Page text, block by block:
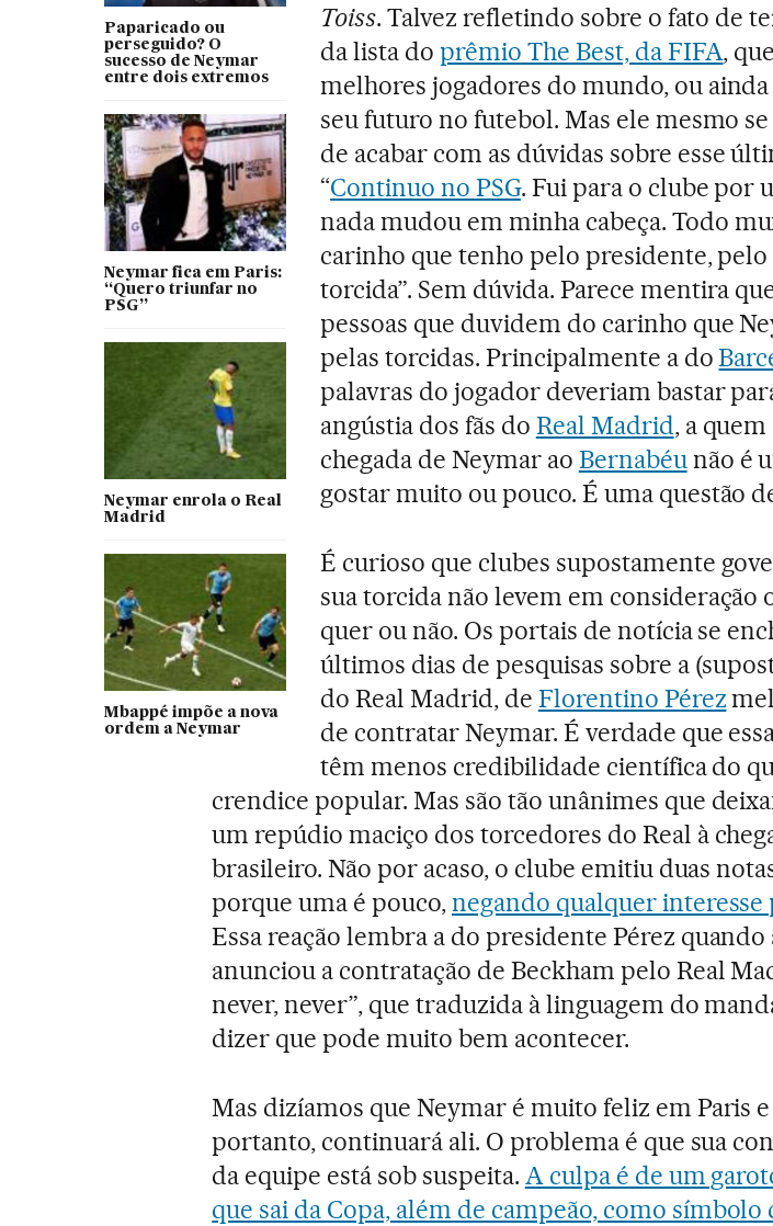
Paparicado ou
perseguido? O
sucesso de Neymar
entre dois extremos
Neymar fica em Paris:
“Quero triunfar no
PSG”
Neymar enrola o Real
Madrid
Mbappé impõe a nova
ordem a Neymar
Toiss. Talvez refletindo sobre o fato de
da lista do prêmio The Best, da FIFA,
melhores jogadores do mundo, ou
seu futuro no futebol. Mas ele mesmo
de acabar com as dúvidas sobre esse
“Continuo no PSG. Fui para o clube por
nada mudou em minha cabeça. Todo
carinho que tenho pelo presidente, pelo
torcida”. Sem dúvida. Parece mentira
pessoas que duvidem do carinho que
pelas torcidas. Principalmente a do
palavras do jogador deveriam bastar
angústia dos fãs do Real Madrid, a
chegada de Neymar ao Bernabéunão é
gostar muito ou pouco. É uma questão
É curioso que clubes supostamente
sua torcida não levem em consideração
quer ou não. Os portais de notícia se
últimos dias de pesquisas sobre a
do Real Madrid, de Florentino Pérez
de contratar Neymar. É verdade que
têm menos credibilidade científica do
crendice popular. Mas são tão unânimes que
um repúdio maciço dos torcedores do Real à
brasileiro. Não por acaso, o clube emitiu duas
porque uma é pouco,negando qualquer interesse
Essa reação lembra a do presidente Pérez
anunciou a contratação de Beckham pelo Real
never, never”, que traduzida à linguagem do
dizer que pode muito bem acontecer.
Mas dizíamos que Neymar é muito feliz em Paris e
portanto, continuará ali. O problema é que sua
da equipe está sob suspeita. A culpa é de um
que sai da Copa, além de campeão, como